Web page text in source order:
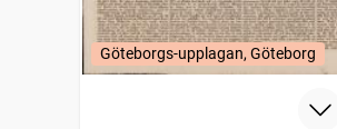
Göteborgs-upplagan, Göteborg